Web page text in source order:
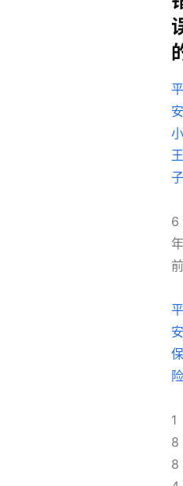
平
安
小
王
子
6
年
前
平
安
保
险
1
8
8